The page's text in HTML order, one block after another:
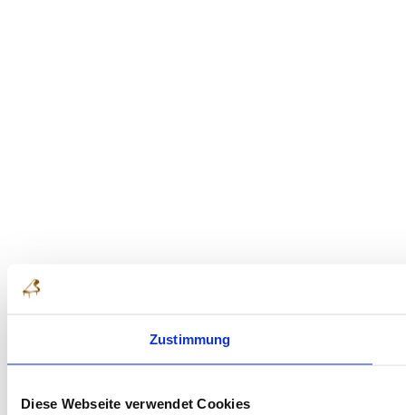
Zustimmung
Diese Webseite verwendet Cookies